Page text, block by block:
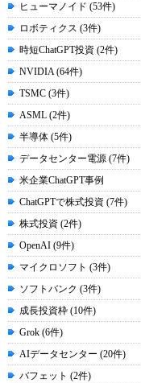
ヒューマノイド (53件)
ロボティクス (3件)
時短ChatGPT投資 (2件)
NVIDIA (64件)
TSMC (3件)
ASML (2件)
半導体 (5件)
データセンター電源 (7件)
米企業ChatGPT事例
ChatGPTで株式投資 (7件)
株式投資 (2件)
OpenAI (9件)
マイクロソフト (3件)
ソフトバンク (3件)
成長投資枠 (10件)
Grok (6件)
AIデータセンター (20件)
バフェット (2件)